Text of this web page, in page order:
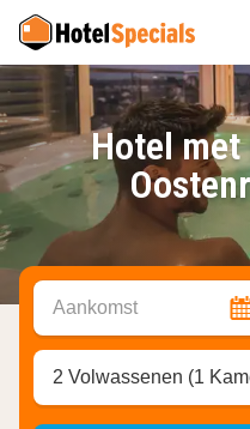
Hotel met
Aankomst
2 Volwassenen (1